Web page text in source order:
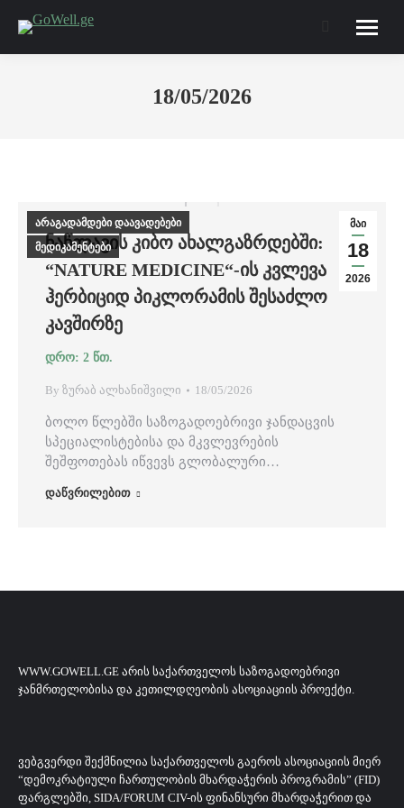
Search:
18/05/2026
მაი
18
2026
არაგადამდები დაავადებები
მედიკამენტები
ᲜᲐᲬᲚᲐᲕᲘᲡ ᲙᲘᲑᲝ ᲐᲮᲐᲚᲒᲐᲖᲠᲓᲔᲑᲨᲘ:
“NATURE MEDICINE“-ᲘᲡ ᲙᲕᲚᲔᲕᲐ
ᲰᲔᲠᲑᲘᲪᲘᲓ ᲞᲘᲙᲚᲝᲠᲐᲛᲘᲡ ᲨᲔᲡᲐᲫᲚᲝ
ᲙᲐᲕᲨᲘᲠᲖᲔ
By ზურაბ ალხანიშვილი 18/05/2026
ბოლო წლებში საზოგადოებრივი ჯანდაცვის
სპეციალისტებისა და მკვლევრების
შეშფოთებას იწვევს გლობალური…
დაწვრილებით
WWW.GOWELL.GE ᲐᲠᲘᲡ ᲡᲐᲥᲐᲠᲗᲕᲔᲚᲝᲡ ᲡᲐᲖᲝᲒᲐᲓᲝᲔᲑᲠᲘᲕᲘ
ᲯᲐᲜᲛᲠᲗᲔᲚᲝᲑᲘᲡᲐ ᲓᲐ ᲙᲔᲗᲘᲚᲓᲦᲔᲝᲑᲘᲡ ᲐᲡᲝᲪᲘᲐᲪᲘᲘᲡ ᲞᲠᲝᲔᲥᲢᲘ.
ᲕᲔᲑᲒᲕᲔᲠᲓᲘ ᲨᲔᲥᲛᲜᲘᲚᲘᲐ ᲡᲐᲥᲐᲠᲗᲕᲔᲚᲝᲡ ᲒᲐᲔᲠᲝᲡ ᲐᲡᲝᲪᲘᲐᲪᲘᲘᲡ ᲛᲘᲔᲠ
“ᲓᲔᲛᲝᲙᲠᲐᲢᲘᲣᲚᲘ ᲩᲐᲠᲗᲣᲚᲝᲑᲘᲡ ᲛᲮᲐᲠᲓᲐᲭᲔᲠᲘᲡ ᲞᲠᲝᲒᲠᲐᲛᲘᲡ” (FID)
ᲤᲐᲠᲒᲚᲔᲑᲨᲘ, SIDA/FORUM CIV-ᲘᲡ ᲤᲘᲜᲐᲜᲡᲣᲠᲘ ᲛᲮᲐᲠᲓᲐᲭᲔᲠᲘᲗ ᲓᲐ